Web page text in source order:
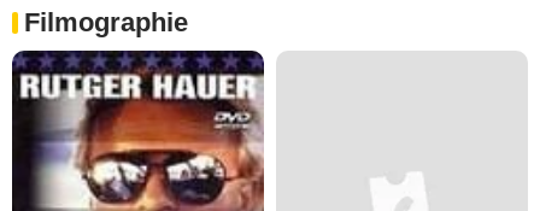
Filmographie